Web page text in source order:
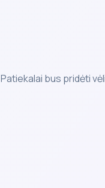
Patiekalai bus pridėti